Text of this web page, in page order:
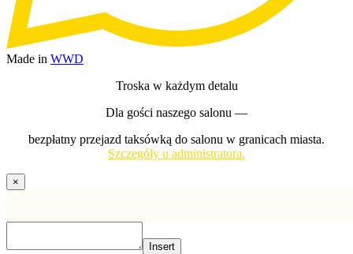
Made in WWD
Troska w każdym detalu
Dla gości naszego salonu —
bezpłatny przejazd taksówką do salonu w granicach miasta.
Szczegóły u administratora.
×
Insert